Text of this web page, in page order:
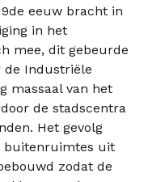
eeuw bracht in
in het
mee, dit gebeurde
de Industriële
massaal van het
de stadscentra
Het gevolg
buitenruimtes uit
zodat de